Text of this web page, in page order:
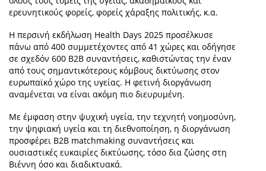
ερευνητικούς φορείς, φορείς χάραξης πολιτικής, κ.α.
Η περσινή εκδήλωση Health Days 2025 προσέλκυσε
πάνω από 400 συμμετέχοντες από 41 χώρες και οδήγησε
σε σχεδόν 600 B2B συναντήσεις, καθιστώντας την έναν
από τους σημαντικότερους κόμβους δικτύωσης στον
ευρωπαϊκό χώρο της υγείας. Η φετινή διοργάνωση
αναμένεται να είναι ακόμη πιο διευρυμένη.
Με έμφαση στην ψυχική υγεία, την τεχνητή νοημοσύνη,
την ψηφιακή υγεία και τη διεθνοποίηση, η διοργάνωση
προσφέρει B2B matchmaking συναντήσεις και
ουσιαστικές ευκαιρίες δικτύωσης, τόσο δια ζώσης στη
Βιέννη όσο και διαδικτυακά.